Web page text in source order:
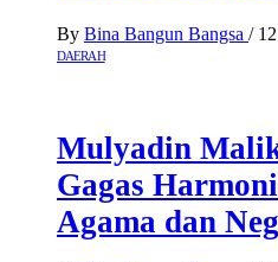
By Bina Bangun Bangsa /
DAERAH
Mulyadin
Gagas
Agama dan